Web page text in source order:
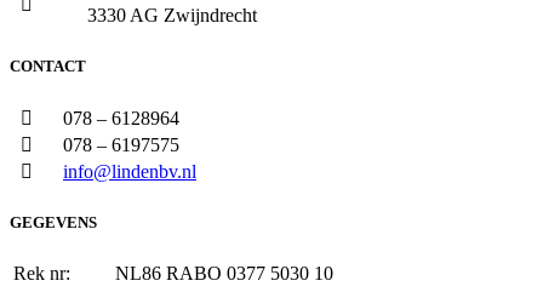
3330 AG Zwijndrecht
CONTACT
078 – 6128964
078 – 6197575
info@lindenbv.nl
GEGEVENS
Rek nr:
NL86 RABO 0377 5030 10